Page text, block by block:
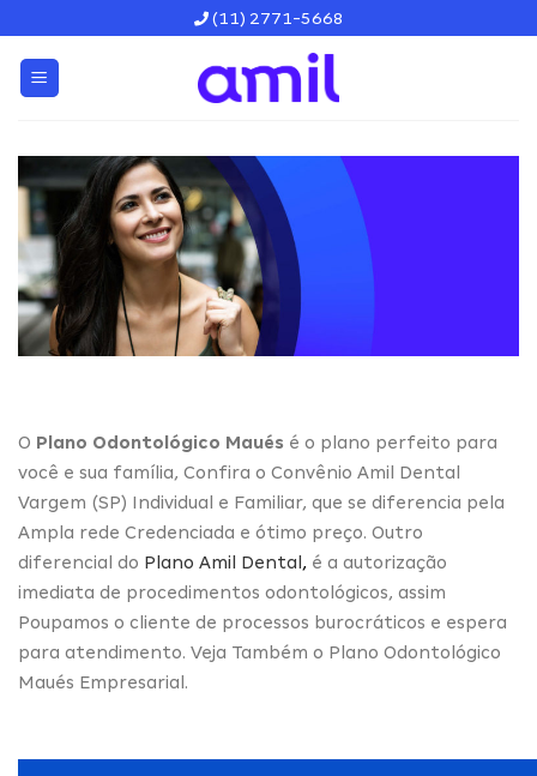
content
(11) 2771-5668
O Plano Odontológico Maués é o plano perfeito para
você e sua família, Confira o Convênio Amil Dental
Vargem (SP) Individual e Familiar, que se diferencia pela
Ampla rede Credenciada e ótimo preço. Outro
diferencial do Plano Amil Dental , é a autorização
imediata de procedimentos odontológicos, assim
Poupamos o cliente de processos burocráticos e espera
para atendimento. Veja Também o Plano Odontológico
Maués Empresarial.